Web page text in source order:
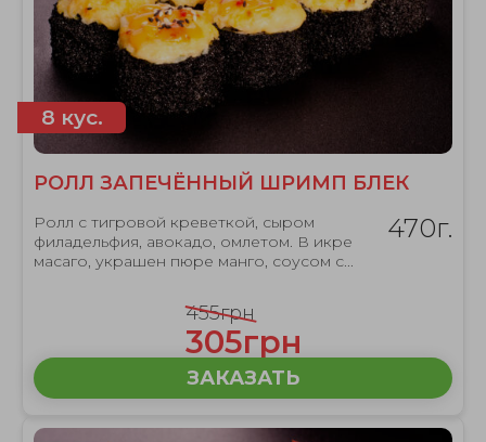
8 кус.
РОЛЛ ЗАПЕЧЁННЫЙ ШРИМП БЛЕК
Ролл с тигровой креветкой, сыром
филадельфия, авокадо, омлетом. В икре
масаго, украшен пюре манго, соусом с...
470г.
455грн
305грн
ЗАКАЗАТЬ